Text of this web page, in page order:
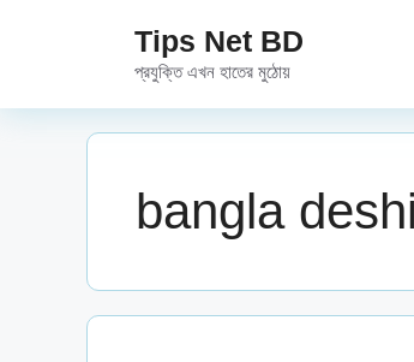
Tips Net BD
প্রযুক্তি এখন হাতের মুঠোয়
bangla